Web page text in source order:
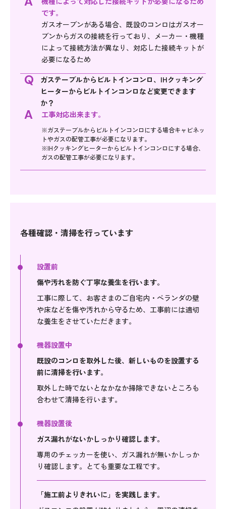
です。
ガスオーブンがある場合、既設のコンロはガスオー
ブンからガスの接続を行っており、メーカー・機種
によって接続方法が異なり、対応した接続キットが
必要になるため
Q
ガステーブルからビルトインコンロ、IHクッキング
ヒーターからビルトインコンロなど変更できます
か？
A 工事対応出来ます。
※ガステーブルからビルトインコンロにする場合キャビネッ
トやガスの配管工事が必要になります。
※IHクッキングヒーターからビルトインコンロにする場合、
ガスの配管工事が必要になります。
各種確認・清掃を行っています
設置前
傷や汚れを防ぐ丁寧な養生を行います。
工事に際して、お客さまのご自宅内・ベランダの壁
や床などを傷や汚れから守るため、工事前には適切
な養生をさせていただきます。
機器設置中
既設のコンロを取外した後、新しいものを設置する
前に清掃を行います。
取外した時でないとなかなか掃除できないところも
合わせて清掃を行います。
機器設置後
ガス漏れがないかしっかり確認します。
専用のチェッカーを使い、ガス漏れが無いかしっか
り確認します。とても重要な工程です。
「施工前よりきれいに」を実践します。